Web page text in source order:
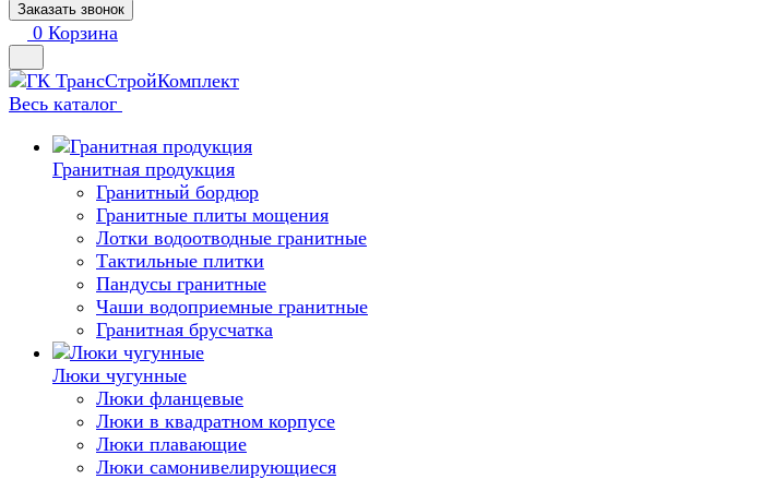
Заказать звонок
0 Корзина
Весь каталог
Гранитная продукция
Гранитный бордюр
Гранитные плиты мощения
Лотки водоотводные гранитные
Тактильные плитки
Пандусы гранитные
Чаши водоприемные гранитные
Гранитная брусчатка
Люки чугунные
Люки фланцевые
Люки в квадратном корпусе
Люки плавающие
Люки самонивелирующиеся